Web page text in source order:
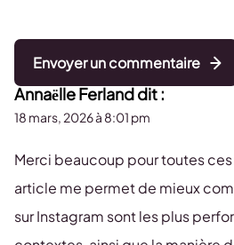
Envoyer un commentaire
Annaëlle Ferlanddit :
18 mars, 2026 à 8:01 pm
Merci beaucoup pour toutes
article me permet de mieux
sur Instagram sont les plus